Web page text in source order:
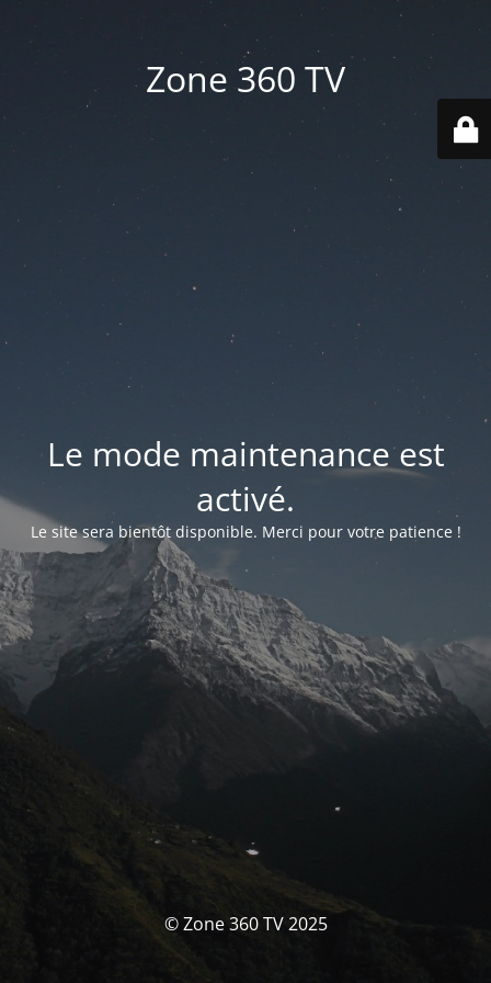
Zone 360 TV
Le mode maintenance est
activé.
Le site sera bientôt disponible. Merci pour votre patience !
© Zone 360 TV 2025